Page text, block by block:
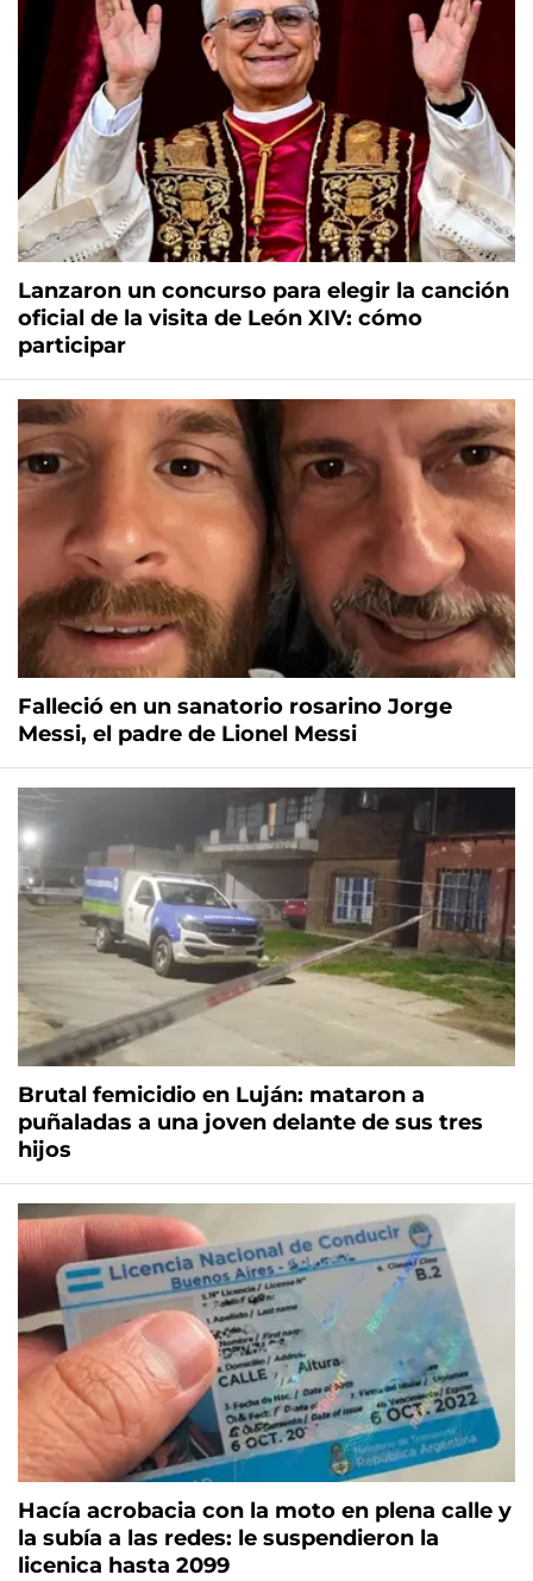
Lanzaron un concurso para elegir la canción
oficial de la visita de León XIV: cómo
participar
Falleció en un sanatorio rosarino Jorge
Messi, el padre de Lionel Messi
Brutal femicidio en Luján: mataron a
puñaladas a una joven delante de sus tres
hijos
Hacía acrobacia con la moto en plena calle y
la subía a las redes: le suspendieron la
licenica hasta 2099